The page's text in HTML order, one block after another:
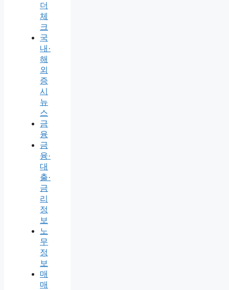
더
체
크
국
내·
해
외
증
시
뉴
스
금
융
금
융·
대
출·
금
리
정
보
노
무
정
보
매
매